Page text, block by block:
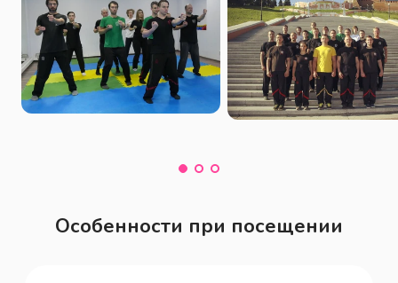
Особенности при посещении